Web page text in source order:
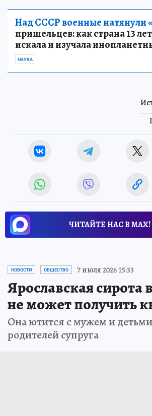
Над СССР военные натянули
пришельцев: как страна 13
искала и изучала
НАУКА
ЧИТАЙТЕ НАС В МАХ!
НОВОСТИ ОБЩЕСТВО 7 июля 2026 15:33
Ярославская сирота
не может получить
Она ютится с мужем и
родителей супруга